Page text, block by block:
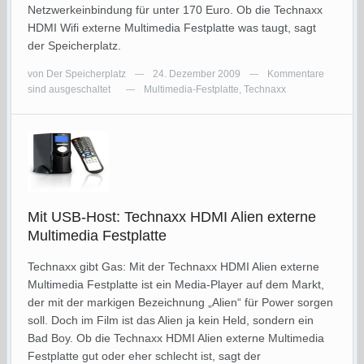
Netzwerkeinbindung für unter 170 Euro. Ob die Technaxx
HDMI Wifi externe Multimedia Festplatte was taugt, sagt
der Speicherplatz.
von Der Speicherplatz — 24. Dezember 2009 —
Kommentare
sind ausgeschaltet
— Multimedia-Festplatte,Technaxx
Mit USB-Host: Technaxx HDMI Alien externe
Multimedia Festplatte
Technaxx gibt Gas: Mit der Technaxx HDMI Alien externe
Multimedia Festplatte ist ein Media-Player auf dem Markt,
der mit der markigen Bezeichnung „Alien“ für Power sorgen
soll. Doch im Film ist das Alien ja kein Held, sondern ein
Bad Boy. Ob die Technaxx HDMI Alien externe Multimedia
Festplatte gut oder eher schlecht ist, sagt der